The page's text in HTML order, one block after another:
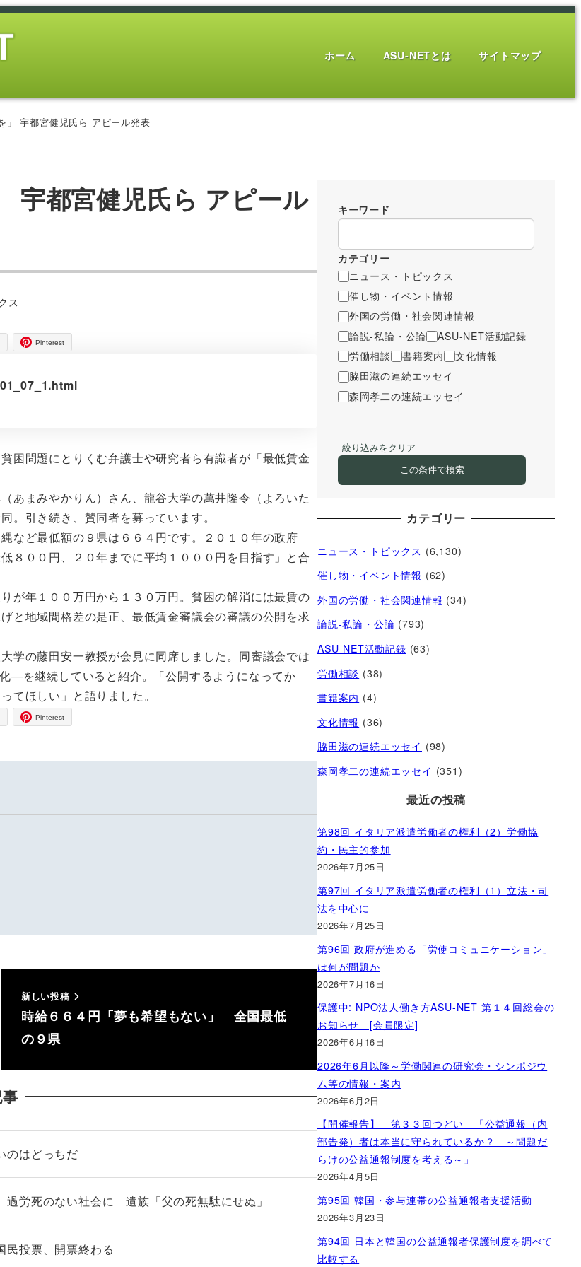
ホーム ASU-NETとは サイトマップ
宇都宮健児氏ら アピール発表
宇都宮健児氏ら アピール
ス
Pinterest
困問題にとりくむ弁護士や研究者ら有識者が「最低賃金
あまみやかりん）さん、龍谷大学の萬井隆令（よろいた
。引き続き、賛同者を募っています。
など最低額の９県は６６４円です。２０１０年の政府
８００円、２０年までに平均１０００円を目指す」と合
が年１００万円から１３０万円。貧困の解消には最賃の
と地域間格差の是正、最低賃金審議会の審議の公開を求
学の藤田安一教授が会見に同席しました。同審議会では
―を継続していると紹介。「公開するようになってか
てほしい」と語りました。
Pinterest
新しい投稿
時給６６４円「夢も希望もない」 全国最低
の９県
のはどっちだ
労死のない社会に 遺族「父の死無駄にせぬ」
投票、開票終わる
キーワード
カテゴリー
ニュース・トピックス
催し物・イベント情報
外国の労働・社会関連情報
論説-私論・公論
ASU-NET活動記録
労働相談
書籍案内
文化情報
脇田滋の連続エッセイ
森岡孝二の連続エッセイ
絞り込みをクリア
この条件で検索
カテゴリー
ニュース・トピックス (6,130)
催し物・イベント情報 (62)
外国の労働・社会関連情報 (34)
論説-私論・公論 (793)
ASU-NET活動記録 (63)
労働相談 (38)
書籍案内 (4)
文化情報 (36)
脇田滋の連続エッセイ (98)
森岡孝二の連続エッセイ (351)
最近の投稿
第98回 イタリア派遣労働者の権利（2）労働協
約・民主的参加
2026年7月25日
第97回 イタリア派遣労働者の権利（1）立法・司
法を中心に
2026年7月25日
第96回 政府が進める「労使コミュニケーション」
は何が問題か
2026年7月16日
保護中: NPO法人働き方ASU-NET 第１４回総会の
お知らせ [会員限定]
2026年6月16日
2026年6月以降～労働関連の研究会・シンポジウ
ム等の情報・案内
2026年6月2日
【開催報告】 第３３回つどい 「公益通報（内
部告発）者は本当に守られているか？ ～問題だ
らけの公益通報制度を考える～」
2026年4月5日
第95回 韓国・参与連帯の公益通報者支援活動
2026年3月23日
第94回 日本と韓国の公益通報者保護制度を調べて
比較する